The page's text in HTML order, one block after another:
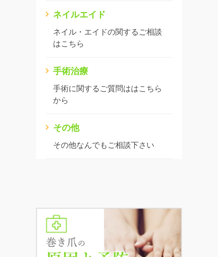
ネイルエイド
ネイル・エイドの関するご相談
はこちら
手術治療
手術に関するご質問ははこちら
から
その他
その他なんでもご相談下さい